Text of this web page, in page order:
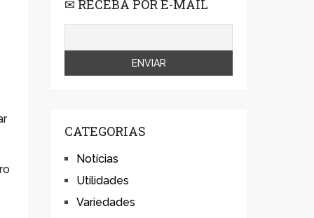
✉ RECEBA POR E-MAIL
CATEGORIAS
Notícias
Utilidades
Variedades